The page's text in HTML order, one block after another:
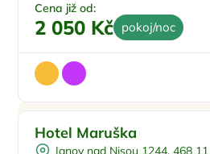
Cena již od:
2 050 Kč pokoj/noc
Vířivka
Hotel Maruška
Janov nad Nisou 1244, 468